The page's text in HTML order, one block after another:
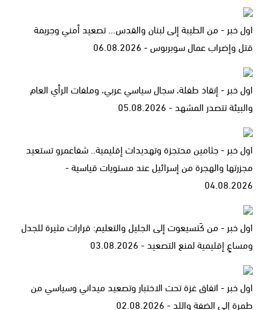
اول خبر - من الطيبة إلى لبنان والقدس... تصعيد أمني وجريمة
قتل وإضراب عمال سوبربوس - 06.08.2026
اول خبر - إنقاذ طفلة، سجال سياسي عربي، وملفات الرأي العام
والبيئة تتصدر المشهد - 05.08.2026
اول خبر - جثامين محتجزة وتهديدات إقليمية.. شفاعمرو تستعيد
مجزرتها والهجرة من إسرائيل عند مستويات قياسية -
04.08.2026
اول خبر - من كَتسيعوت إلى الجليل والتعليم: قرارات مثيرة للجدل
ومساعٍ إقليمية لمنع التصعيد - 03.08.2026
اول خبر - اتفاق غزة تحت الاختبار وتصعيد ميداني وسياسي من
طمرة إلى الضفة واللد - 02.08.2026